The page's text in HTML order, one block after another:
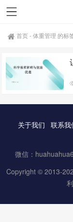
首页-体重管理 的标
关于我们 联系我
微信：
Copyright © 2013-
利